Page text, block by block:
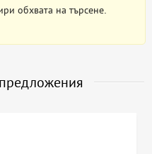
обхвата на търсене.